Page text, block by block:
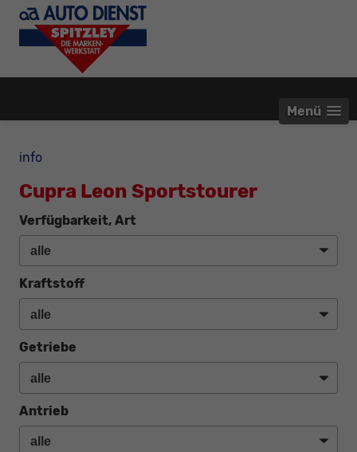
Menü
info
Cupra Leon Sportstourer
Verfügbarkeit, Art
Kraftstoff
Getriebe
Antrieb